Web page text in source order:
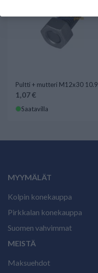
Pultti + mutteri M12x30 10.9
1,07 €
Saatavilla
MYYMÄLÄT
Kolpin konekauppa
Pirkkalan konekauppa
Suomen vahvimmat
MEISTÄ
Maksuehdot